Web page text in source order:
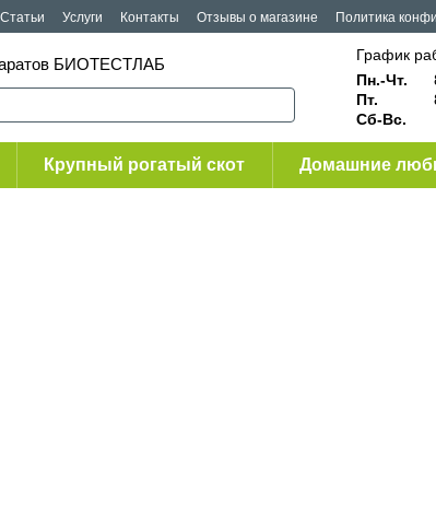
Статьи Услуги Контакты Отзывы о магазине
Политика
БИОТЕСТЛАБ
График
Пн.-Чт.
Пт.
Сб-Вс.
Крупный рогатый скот Домашние